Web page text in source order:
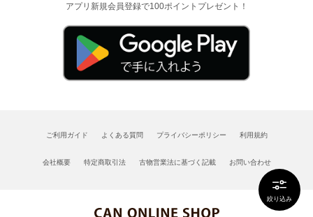
絞り込み
アプリ新規会員登録で100ポイントプレゼント！
ご利用ガイド よくある質問 プライバシーポリシー 利用規約
会社概要 特定商取引法 古物営業法に基づく記載 お問い合わせ